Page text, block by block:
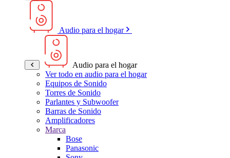
Audio para el hogar
Audio para el hogar
Ver todo en audio para el hogar
Equipos de Sonido
Torres de Sonido
Parlantes y Subwoofer
Barras de Sonido
Amplificadores
Marca
Bose
Panasonic